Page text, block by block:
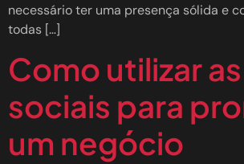
necessário ter uma presença sólida e
todas […]
Como utilizar
sociais para
um negócio